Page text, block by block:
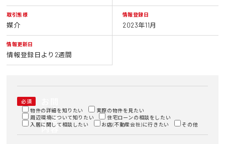
取引態様
媒介
情報登録日
2023年11月
情報更新日
情報登録日より2週間
必須
い合
わせ
内容
物件の詳細を知りたい
実際の物件を見たい
周辺環境について知りたい
住宅ローンの相談をしたい
入居に関して相談したい
お店(不動産会社)に行きたい その他